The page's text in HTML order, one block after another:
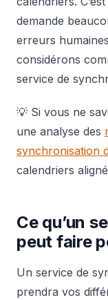
demande
erreurs
considérons
service de
💡 Si vous ne
une analyse des
synchronisation
calendriers
Ce qu’un
peut faire
Un service de
prendra vos